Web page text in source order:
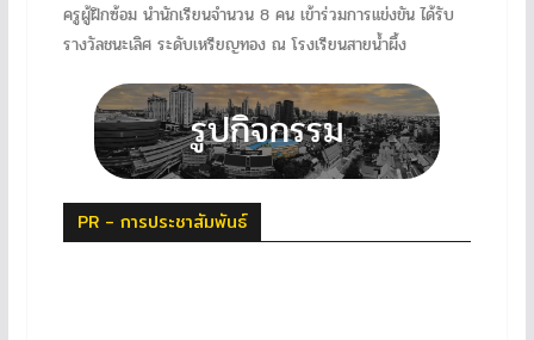
ครูผู้ฝึกซ้อม นำนักเรียนจำนวน 8 คน เข้าร่วมการแข่งขัน ได้รับ
รางวัลชนะเลิศ ระดับเหรียญทอง ณ โรงเรียนสายน้ำผึ้ง
PR - การประชาสัมพันธ์